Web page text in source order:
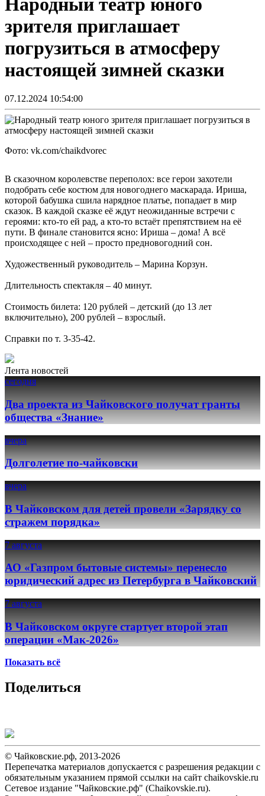
зрителя приглашает
погрузиться в атмосферу
настоящей зимней сказки
07.12.2024 10:54:00
Фото: vk.com/chaikdvorec
В сказочном королевстве переполох: все герои захотели
подобрать себе костюм для новогоднего маскарада. Ириша,
которой бабушка сшила нарядное платье, попадает в мир
сказок. В каждой сказке её ждут неожиданные встречи с
героями: кто-то ей рад, а кто-то встаёт препятствием на её
пути. В финале становится ясно: Ириша – дома! А всё
происходящее с ней – просто предновогодний сон.
Художественный руководитель – Марина Корзун.
Длительность спектакля – 40 минут.
Стоимость билета: 120 рублей – детский (до 13 лет
включительно), 200 рублей – взрослый.
Справки по т. 3-35-42.
Лента новостей
сегодня
Два проекта из Чайковского получат гранты
общества «Знание»
вчера
Долголетие по-чайковски
вчера
В Чайковском для детей провели «Зарядку со
стражем порядка»
7 августа
АО «Газпром бытовые системы» перенесло
юридический адрес из Петербурга в Чайковский
7 августа
В Чайковском округе стартует второй этап
операции «Мак-2026»
Показать всё
Поделиться
© Чайковские.рф, 2013-2026
Перепечатка материалов допускается с разрешения редакции с
обязательным указанием прямой ссылки на сайт chaikovskie.ru
Сетевое издание "Чайковские.рф" (Chaikovskie.ru).